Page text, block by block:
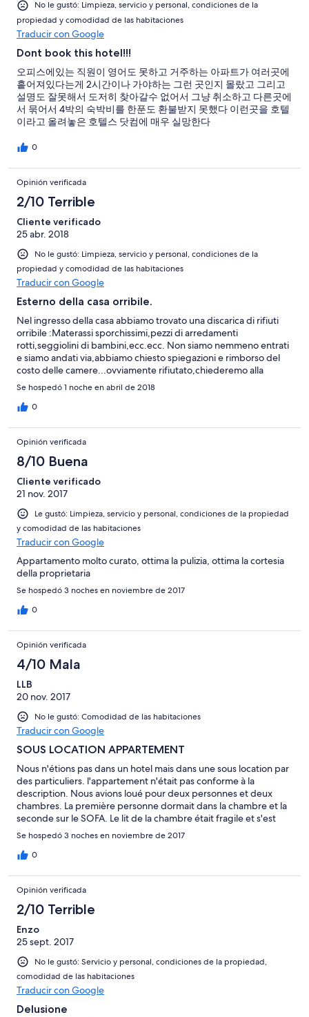
No le gustó: Limpieza, servicio y personal, condiciones de la
propiedad y comodidad de las habitaciones
Traducir con Google
Dont book this hotel!!!
오피스에있는 직원이 영어도 못하고 거주하는 아파트가 여러곳에
흩어져있다는게 2시간이나 가야하는 그런 곳인지 몰랐고 그리고
설명도 잘못해서 도저히 찾아갈수 없어서 그냥 취소하고 다른곳에
서 묶어서 4박의 숙박비를 한푼도 환불받지 못했다 이런곳을 호텔
이라고 올려놓은 호텔스 닷컴에 매우 실망한다
0
Opinión verificada
2/10 Terrible
Cliente verificado
25 abr. 2018
No le gustó: Limpieza, servicio y personal, condiciones de la
propiedad y comodidad de las habitaciones
Traducir con Google
Esterno della casa orribile.
Nel ingresso della casa abbiamo trovato una discarica di rifiuti
orribile :Materassi sporchissimi,pezzi di arredamenti
rotti,seggiolini di bambini,ecc.ecc. Non siamo nemmeno entrati
e siamo andati via,abbiamo chiesto spiegazioni e rimborso del
costo delle camere...ovviamente rifiutato,chiederemo alla
expedia il riconoscimento del rimborso.
Se hospedó 1 noche en abril de 2018
0
Opinión verificada
8/10 Buena
Cliente verificado
21 nov. 2017
Le gustó: Limpieza, servicio y personal, condiciones de la propiedad
y comodidad de las habitaciones
Traducir con Google
Appartamento molto curato, ottima la pulizia, ottima la cortesia
della proprietaria
Se hospedó 3 noches en noviembre de 2017
0
Opinión verificada
4/10 Mala
LLB
20 nov. 2017
No le gustó: Comodidad de las habitaciones
Traducir con Google
SOUS LOCATION APPARTEMENT
Nous n'étions pas dans un hotel mais dans une sous location par
des particuliers. l'appartement n'était pas conforme à la
description. Nous avions loué pour deux personnes et deux
chambres. La première personne dormait dans la chambre et la
seconde sur le SOFA. Le lit de la chambre était fragile et s'est
cassé sous le poids de son occupant.
Se hospedó 3 noches en noviembre de 2017
0
Opinión verificada
2/10 Terrible
Enzo
25 sept. 2017
No le gustó: Servicio y personal, condiciones de la propiedad,
comodidad de las habitaciones
Traducir con Google
Delusione